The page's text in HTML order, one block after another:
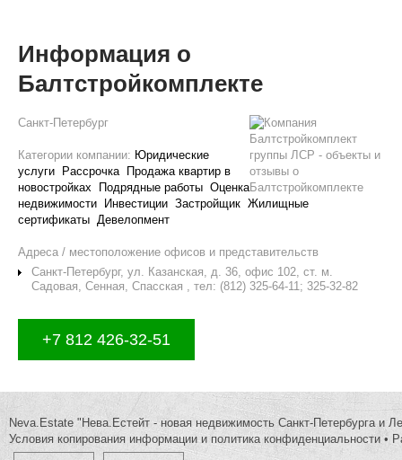
Информация о
Балтстройкомплекте
Санкт-Петербург
Категории компании: Юридические
услуги
Рассрочка
Продажа квартир в
новостройках
Подрядные работы Оценка
недвижимости
Инвестиции Застройщик Жилищные
сертификаты Девелопмент
Адреса / местоположение офисов и представительств
Санкт-Петербург, ул. Казанская, д. 36, офис 102, ст. м.
Садовая, Сенная, Спасская , тел: (812) 325-64-11; 325-32-82
+7 812 426-32-51
Neva.Estate "Нева.Естейт - новая недвижимость Санкт-Петербурга и
Условия копирования информации и политика конфиденциальности •